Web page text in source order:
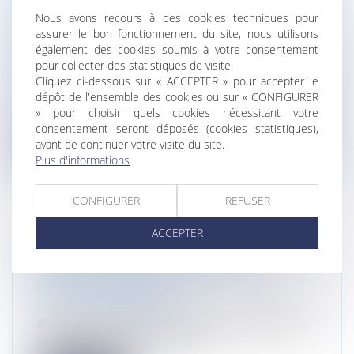
RECONSTRUCTION DE BÂTIMENTS
DÉGRADÉS DURANT LES ÉMEUTES DE
2023
Droit public/Droit de l'urbanisme
Une ordonnance prise le 13 septembre 2023
permet de déroger temporairement à...
Lire la suite
[COLLOQUE] L'EAU : ENTRE
Nous avons recours à des cookies techniques pour
assurer le bon fonctionnement du site, nous utilisons
également des cookies soumis à votre consentement
pour collecter des statistiques de visite.
Cliquez ci-dessous sur « ACCEPTER » pour accepter le
dépôt de l'ensemble des cookies ou sur « CONFIGURER
» pour choisir quels cookies nécessitant votre
consentement seront déposés (cookies statistiques),
avant de continuer votre visite du site.
Plus d'informations
CONFIGURER REFUSER
ACCEPTER